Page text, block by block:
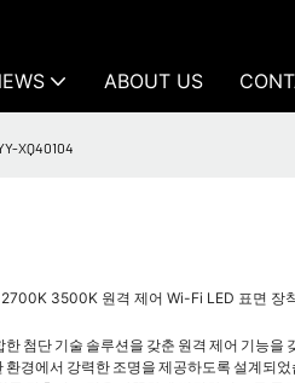
ABOUT US
XQ40104
3500K 원격 제어 Wi-Fi LED 표면 장
첨단 기술 솔루션을 갖춘 원격 제어 기능을
경에서 강력한 조명을 제공하도록 설계되었